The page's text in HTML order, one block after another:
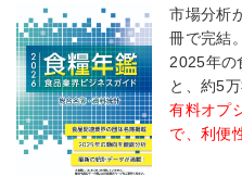
市場分析
冊で完結。
2025年の
と、約5
有料オプ
で、利便